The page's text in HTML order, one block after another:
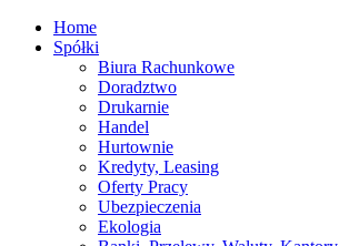
Home
Spółki
Biura Rachunkowe
Doradztwo
Drukarnie
Handel
Hurtownie
Kredyty, Leasing
Oferty Pracy
Ubezpieczenia
Ekologia